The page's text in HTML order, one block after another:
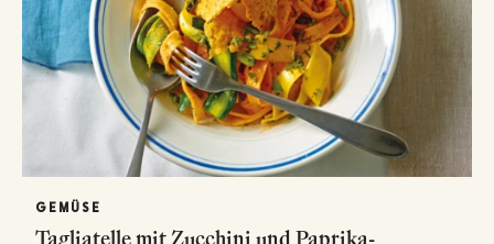
GEMÜSE
Tagliatelle mit Zucchini und Paprika-